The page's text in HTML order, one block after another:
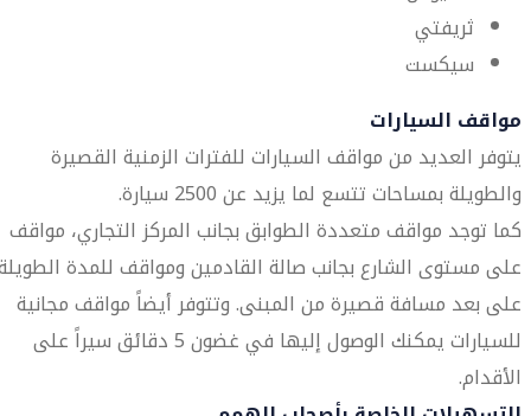
ثريفتي
سيكست
مواقف السيارات
يتوفر العديد من مواقف السيارات للفترات الزمنية القصيرة
والطويلة بمساحات تتسع لما يزيد عن 2500 سيارة.
كما توجد مواقف متعددة الطوابق بجانب المركز التجاري، مواقف
على مستوى الشارع بجانب صالة القادمين ومواقف للمدة
على بعد مسافة قصيرة من المبنى. وتتوفر أيضاً مواقف مجانية
للسيارات يمكنك الوصول إليها في غضون 5 دقائق سيراً على
الأقدام.